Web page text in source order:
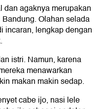
agaknya merupakan
Olahan selada
incaran, lengkap dengan
istri. Namun, karena
menawarkan
makan makin sedap.
cabe ijo, nasi lele